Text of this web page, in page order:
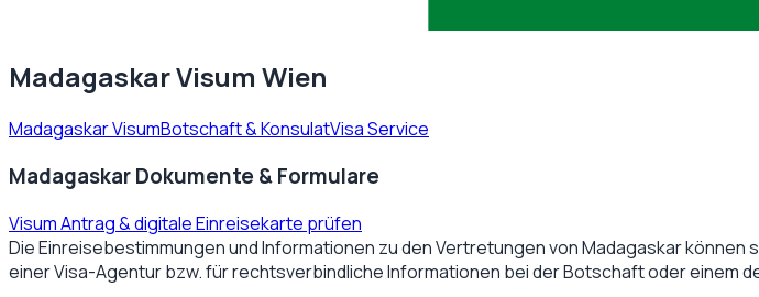
Madagaskar Visum Wien
Madagaskar VisumBotschaft & KonsulatVisa Service
Madagaskar Dokumente & Formulare
Visum Antrag & digitale Einreisekarte prüfen
Die Einreisebestimmungen und Informationen zu den Vertretungen vonMadagaskarkönnen
einer Visa-Agentur bzw. für rechtsverbindliche Informationen bei der Botschaft oder einem